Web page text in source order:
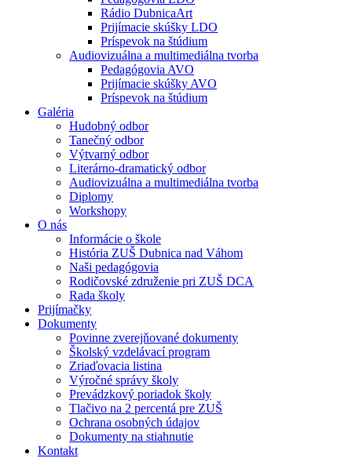
Rádio DubnicaArt
Prijímacie skúšky LDO
Príspevok na štúdium
Audiovizuálna a multimediálna tvorba
Pedagógovia AVO
Prijímacie skúšky AVO
Príspevok na štúdium
Galéria
Hudobný odbor
Tanečný odbor
Výtvarný odbor
Literárno-dramatický odbor
Audiovizuálna a multimediálna tvorba
Diplomy
Workshopy
O nás
Informácie o škole
História ZUŠ Dubnica nad Váhom
Naši pedagógovia
Rodičovské združenie pri ZUŠ DCA
Rada školy
Prijímačky
Dokumenty
Povinne zverejňované dokumenty
Školský vzdelávací program
Zriaďovacia listina
Výročné správy školy
Prevádzkový poriadok školy
Tlačivo na 2 percentá pre ZUŠ
Ochrana osobných údajov
Dokumenty na stiahnutie
Kontakt